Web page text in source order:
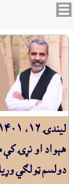
هېواد او نړۍ کې
دولسم ټولګي